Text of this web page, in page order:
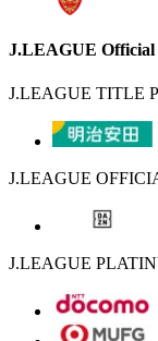
J.LEAGUE Official
J.LEAGUE TITLE
J.LEAGUE
J.LEAGUE